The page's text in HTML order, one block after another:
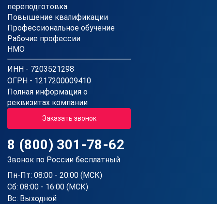
переподготовка
Повышение квалификации
Профессиональное обучение
Рабочие профессии
НМО
ИНН - 7203521298
ОГРН - 1217200009410
Полная информация о
реквизитах компании
Заказать звонок
8 (800) 301-78-62
Звонок по России бесплатный
Пн-Пт: 08:00 - 20:00 (МСК)
Сб: 08:00 - 16:00 (МСК)
Вс: Выходной